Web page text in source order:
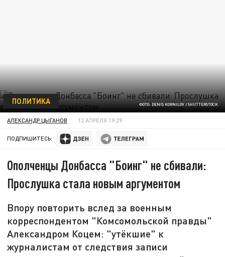
ФОТО: DENIS KORNILOV / SHUTTERSTOCK
ПОЛИТИКА
АЛЕКСАНДР ЦЫГАНОВ 12 АПРЕЛЯ 19:29
ПОДПИШИТЕСЬ:
Ополченцы Донбасса "Боинг" не сбивали:
Прослушка стала новым аргументом
Впору повторить вслед за военным
корреспондентом "Комсомольской правды"
Александром Коцем: "утёкшие" к
журналистам от следствия записи